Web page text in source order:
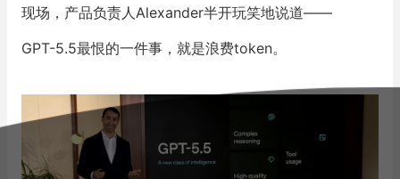
GPT-5.5巨省钱，仅用1/3 Token
而撑起Codex这一整套疯狂输出的底层引擎，是极度
「精打细算」的GPT-5.5。